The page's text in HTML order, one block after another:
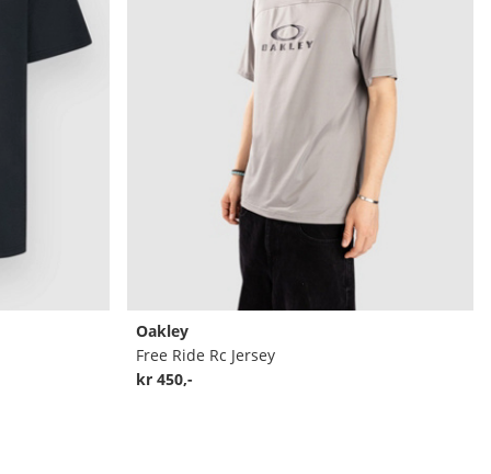
Oakley
Free Ride Rc Jersey
kr 450,-